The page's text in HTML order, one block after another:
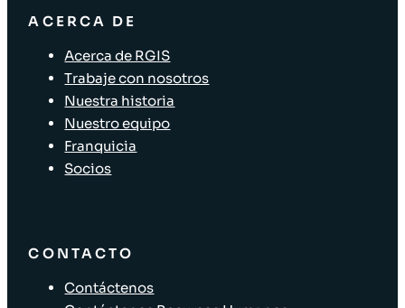
ACERCA DE
Acerca de RGIS
Trabaje con nosotros
Nuestra historia
Nuestro equipo
Franquicia
Socios
CONTACTO
Contáctenos